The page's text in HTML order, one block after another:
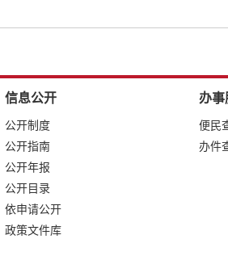
信息公开
公开制度
公开指南
公开年报
公开目录
依申请公开
政策文件库
办事
便民
办件